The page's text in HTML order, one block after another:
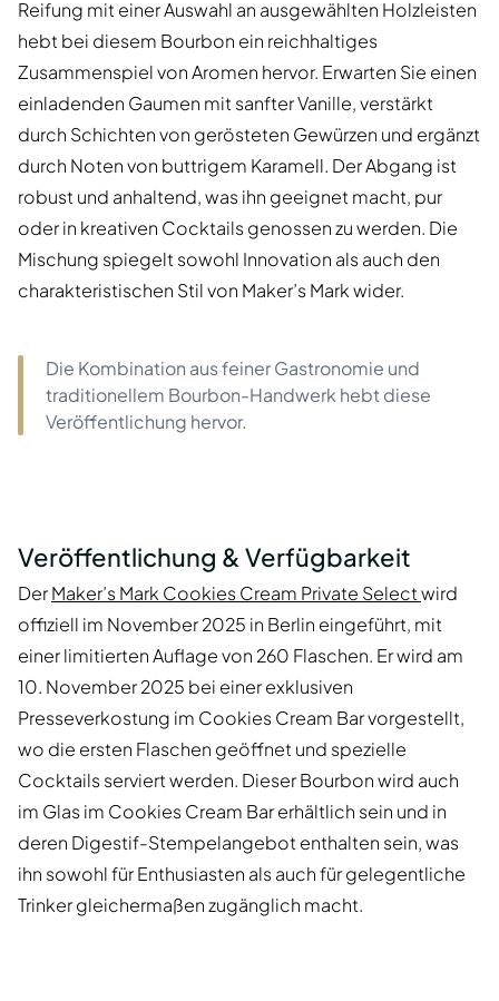
Reifung mit einer Auswahl an ausgewählten Holzleisten
hebt bei diesem Bourbon ein reichhaltiges
Zusammenspiel von Aromen hervor. Erwarten Sie einen
einladenden Gaumen mit sanfter Vanille, verstärkt
durch Schichten von gerösteten Gewürzen und ergänzt
durch Noten von buttrigem Karamell. Der Abgang ist
robust und anhaltend, was ihn geeignet macht, pur
oder in kreativen Cocktails genossen zu werden. Die
Mischung spiegelt sowohl Innovation als auch den
charakteristischen Stil von Maker’s Mark wider.
Die Kombination aus feiner Gastronomie und
traditionellem Bourbon-Handwerk hebt diese
Veröffentlichung hervor.
Veröffentlichung & Verfügbarkeit
DerMaker’s Mark Cookies Cream Private Selectwird
offiziell im November 2025 in Berlin eingeführt, mit
einer limitierten Auflage von 260 Flaschen. Er wird am
10. November 2025 bei einer exklusiven
Presseverkostung im Cookies Cream Bar vorgestellt,
wo die ersten Flaschen geöffnet und spezielle
Cocktails serviert werden. Dieser Bourbon wird auch
im Glas im Cookies Cream Bar erhältlich sein und in
deren Digestif-Stempelangebot enthalten sein, was
ihn sowohl für Enthusiasten als auch für gelegentliche
Trinker gleichermaßen zugänglich macht.